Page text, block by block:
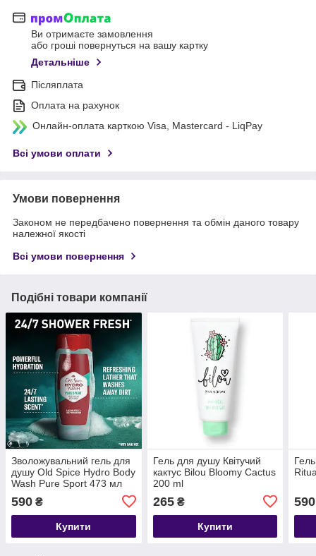
Ви отримаєте замовлення
або гроші повернуться на вашу картку
Детальніше
Післяплата
Оплата на рахунок
Онлайн-оплата карткою Visa, Mastercard - LiqPay
Всі умови оплати
Умови повернення
Законом не передбачено повернення та обмін даного товару
належної якості
Всі умови повернення
Подібні товари компанії
Зволожувальний гель для
душу Old Spice Hydro Body
Wash Pure Sport 473 мл
590 ₴
Купити
Гель для душу Квітучий
кактус Bilou Bloomy Cactus
200 ml
265₴
Купити
590